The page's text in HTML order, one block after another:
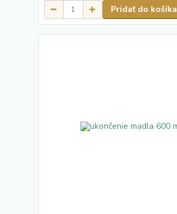
Pridať do košíka